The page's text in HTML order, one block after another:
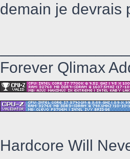
demain je devrais
Forever Qlimax
Hardcore Will